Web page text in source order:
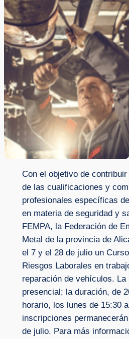
Con el objetivo de
de las cualificaciones y
profesionales específicas
en materia de seguridad y
FEMPA, la Federación de
Metal de la provincia de
el 7 y el 28 de julio un
Riesgos Laborales en
reparación de vehículos. La
presencial; la duración, de
horario, los lunes de 15:30
inscripciones
de julio. Para más